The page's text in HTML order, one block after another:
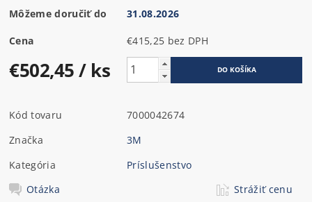
Môžeme doručiť do 31.08.2026
Cena €415,25 bez DPH
€502,45/ ks
Kód tovaru
7000042674
Značka
3M
Kategória
Príslušenstvo
Otázka
Strážiť cenu